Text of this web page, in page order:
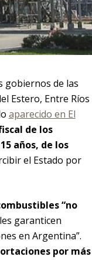
de las
Estero, Entre Ríos
aparecido en El
de los
años, de los
el Estado por
“no
garanticen
en Argentina”.
por más